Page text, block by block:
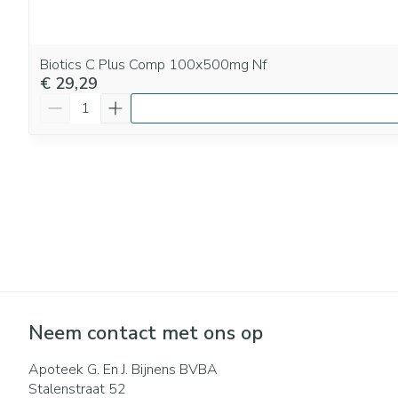
Biotics C Plus Comp 100x500mg Nf
€ 29,29
Aantal
Neem contact met ons op
Apoteek G. En J. Bijnens BVBA
Stalenstraat 52